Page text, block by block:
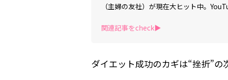
（主婦の友社）が現在大ヒット中。
関連記事をcheck▶︎
ダイエット成功のカギは“挫折”の